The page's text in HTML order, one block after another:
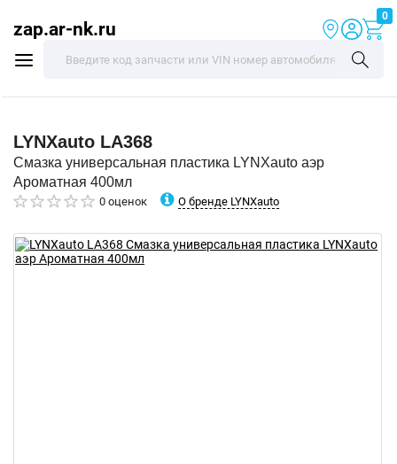
zap.ar-nk.ru
0
LYNXauto LA368
Смазка универсальная пластика LYNXauto аэр
Ароматная 400мл
0 оценок О бренде LYNXauto